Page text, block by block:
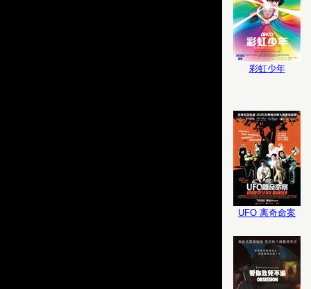
彩虹少年
UFO 离奇命案